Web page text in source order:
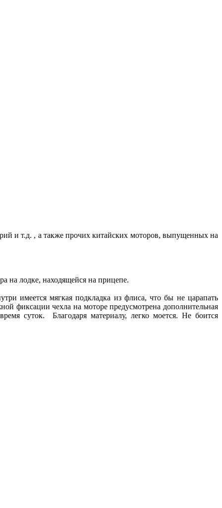
и т.д. , а также прочих китайских моторов, выпущенных на
на лодке, находящейся на прицепе.
имеется мягкая подкладка из флиса, что бы не царапать
фиксации чехла на моторе предусмотрена дополнительная
суток. Благодаря материалу, легко моется. Не боится